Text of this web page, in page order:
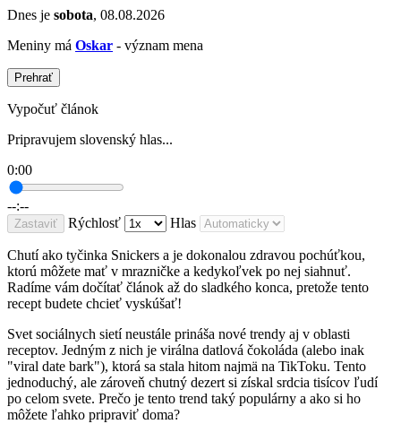
Dnes je sobota, 08.08.2026
Meniny má Oskar - význam mena
Prehrať
Vypočuť článok
Pripravujem slovenský hlas...
0:00
--:--
Zastaviť Rýchlosť Hlas
Chutí ako tyčinka Snickers a je dokonalou zdravou pochúťkou,
ktorú môžete mať v mrazničke a kedykoľvek po nej siahnuť.
Radíme vám dočítať článok až do sladkého konca, pretože tento
recept budete chcieť vyskúšať!
Svet sociálnych sietí neustále prináša nové trendy aj v oblasti
receptov. Jedným z nich je virálna datlová čokoláda (alebo inak
"viral date bark"), ktorá sa stala hitom najmä na TikToku. Tento
jednoduchý, ale zároveň chutný dezert si získal srdcia tisícov ľudí
po celom svete. Prečo je tento trend taký populárny a ako si ho
môžete ľahko pripraviť doma?